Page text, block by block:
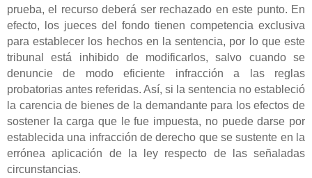
prueba, el recurso deberá ser rechazado en este punto. En
efecto, los jueces del fondo tienen competencia exclusiva
para establecer los hechos en la sentencia, por lo que este
tribunal está inhibido de modificarlos, salvo cuando se
denuncie de modo eficiente infracción a las reglas
probatorias antes referidas. Así, si la sentencia no estableció
la carencia de bienes de la demandante para los efectos de
sostener la carga que le fue impuesta, no puede darse por
establecida una infracción de derecho que se sustente en la
errónea aplicación de la ley respecto de las señaladas
circunstancias.